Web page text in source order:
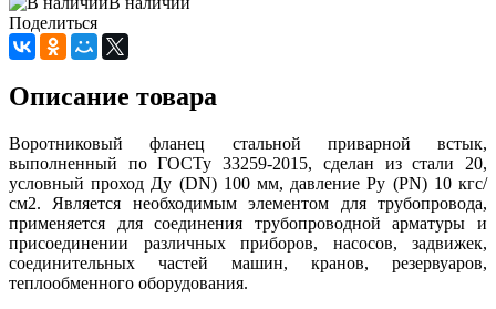
Поделиться
Описание товара
Воротниковый фланец стальной приварной встык,
выполненный по ГОСТу 33259-2015, сделан из стали 20,
условный проход Ду (DN) 100 мм, давление Ру (PN) 10 кгс/
см2. Является необходимым элементом для трубопровода,
применяется для соединения трубопроводной арматуры и
присоединении различных приборов, насосов, задвижек,
соединительных частей машин, кранов, резервуаров,
теплообменного оборудования.